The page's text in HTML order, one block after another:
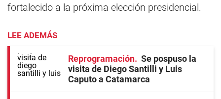
fortalecido a la próxima elección presidencial.
LEE ADEMÁS
Reprogramación
Se pospuso la
visita de Diego Santilli y Luis
Caputo a Catamarca